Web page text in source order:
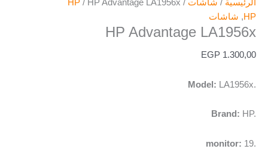
الرئيسية / شاشات /
HP / HP Advantage LA1956x
HP
, شاشات
HP Advantage LA1956x
EGP 1.300,00
Model: LA1956x.
Brand: HP.
monitor: 19.